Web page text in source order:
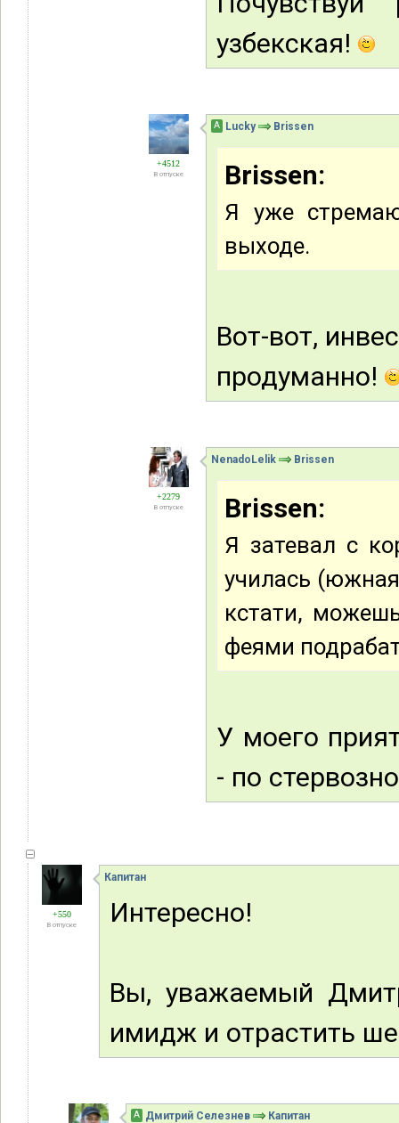
узбекская!
+4512
В отпуске
А Lucky Brissen
Brissen:
Я уже
выходе.
Вот-вот,
продуманно!
+2279
В отпуске
NenadoLelik Brissen
Brissen:
Я затевал с
училась
кстати,
феями
У моего
- по
+550
В отпуске
Капитан
Интересно!
Вы, уважаемый
имидж и отрастить
А Дмитрий Селезнев Капитан